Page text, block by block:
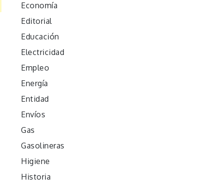
Economía
Editorial
Educación
Electricidad
Empleo
Energía
Entidad
Envíos
Gas
Gasolineras
Higiene
Historia